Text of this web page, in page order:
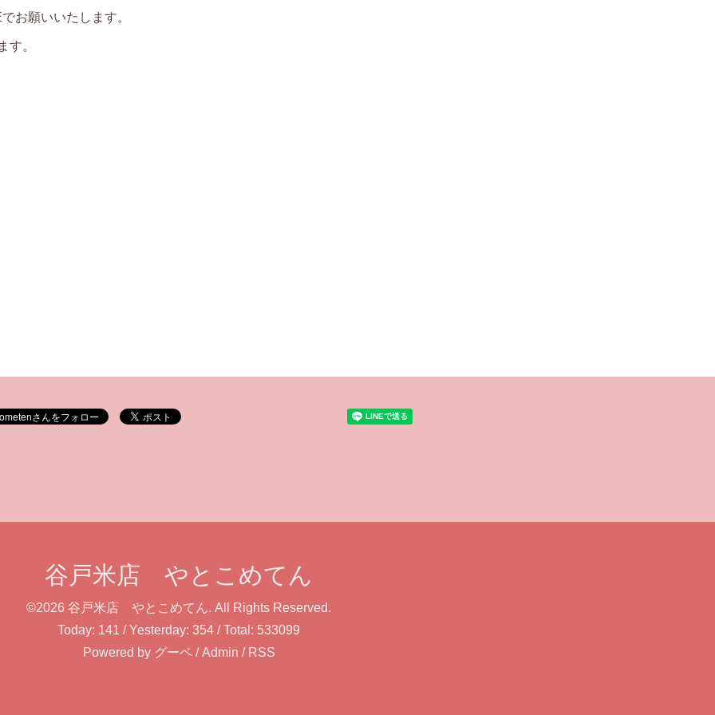
お願いいたします。
す。
谷戸米店 やとこめてん
©2026 谷戸米店 やとこめてん. All Rights Reserved.
Today: 141 / Yesterday: 354 / Total: 533099
Powered by グーペ/Admin / RSS